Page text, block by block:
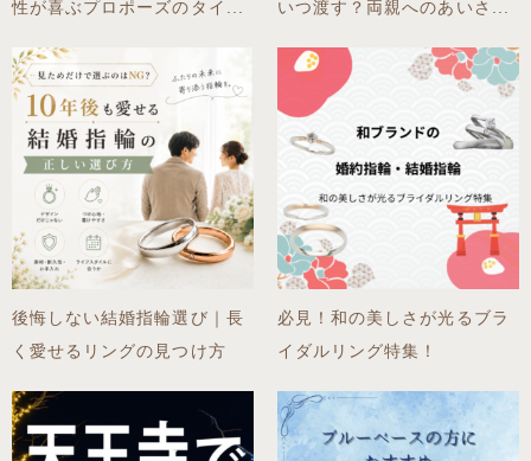
性が喜ぶプロポーズのタイ... いつ渡す？両親へのあいさ...
後悔しない結婚指輪選び｜長
く愛せるリングの見つけ方
必見！和の美しさが光るブラ
イダルリング特集！